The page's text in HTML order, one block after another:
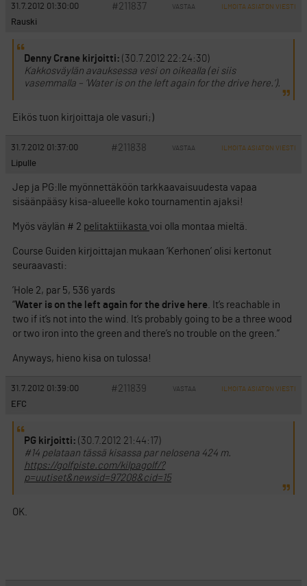
31.7.2012 01:30:00 #211837 VASTAA ILMOITA ASIATON VIESTI
Rauski
Denny Crane kirjoitti: (30.7.2012 22:24:30)
Kakkosväylän avauksessa vesi on oikealla (ei siis
vasemmalla – ’Water is on the left again for the drive here.’).
Eikös tuon kirjoittaja ole vasuri;)
31.7.2012 01:37:00 #211838 VASTAA ILMOITA ASIATON VIESTI
Lipulle
Jep ja PG:lle myönnettäköön tarkkaavaisuudesta vapaa
sisäänpääsy kisa-alueelle koko tournamentin ajaksi!
Myös väylän # 2 pelitaktiikasta voi olla montaa mieltä.
Course Guiden kirjoittajan mukaan ’Kerhonen’ olisi kertonut
seuraavasti:
’Hole 2, par 5, 536 yards
“Water is on the left again for the drive here. It’s reachable in
two if it’s not into the wind. It’s probably going to be a three wood
or two iron into the green and there’s no trouble on the green.”
Anyways, hieno kisa on tulossa!
31.7.2012 01:39:00 #211839 VASTAA ILMOITA ASIATON VIESTI
EFC
PG kirjoitti: (30.7.2012 21:44:17)
#14 pelataan tässä kisassa par nelosena 424 m.
https://golfpiste.com/kilpagolf/?
p=uutiset&newsid=97208&cid=15
OK.